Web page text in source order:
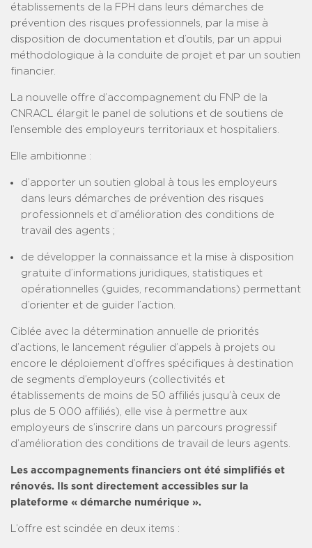
établissements de la FPH dans leurs démarches de
prévention des risques professionnels, par la mise à
disposition de documentation et d’outils, par un appui
méthodologique à la conduite de projet et par un soutien
financier.
La nouvelle offre d’accompagnement du FNP de la
CNRACL élargit le panel de solutions et de soutiens de
l’ensemble des employeurs territoriaux et hospitaliers.
Elle ambitionne :
d’apporter un soutien global à tous les employeurs
dans leurs démarches de prévention des risques
professionnels et d’amélioration des conditions de
travail des agents ;
de développer la connaissance et la mise à disposition
gratuite d’informations juridiques, statistiques et
opérationnelles (guides, recommandations) permettant
d’orienter et de guider l’action.
Ciblée avec la détermination annuelle de priorités
d’actions, le lancement régulier d’appels à projets ou
encore le déploiement d’offres spécifiques à destination
de segments d’employeurs (collectivités et
établissements de moins de 50 affiliés jusqu’à ceux de
plus de 5 000 affiliés), elle vise à permettre aux
employeurs de s’inscrire dans un parcours progressif
d’amélioration des conditions de travail de leurs agents.
Les accompagnements financiers ont été simplifiés et
rénovés. Ils sont directement accessibles sur la
plateforme « démarche numérique ».
L’offre est scindée en deux items :